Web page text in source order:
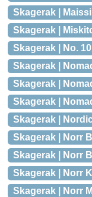
Skagerak |
Skagerak |
Skagerak | No.
Skagerak |
Skagerak |
Skagerak |
Skagerak |
Skagerak | Norr
Skagerak | Norr
Skagerak | Norr
Skagerak | Norr